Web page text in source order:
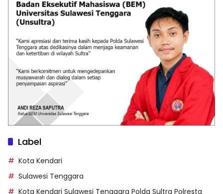
Label
Kota Kendari
Sulawesi Tenggara
Kota Kendari Sulawesi Tenggara Polda Sultra Polresta